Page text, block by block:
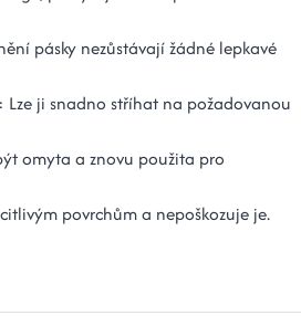
pásky nezůstávají žádné lepkavé
ji snadno stříhat na požadovanou
omyta a znovu použita pro
povrchům a nepoškozuje je.